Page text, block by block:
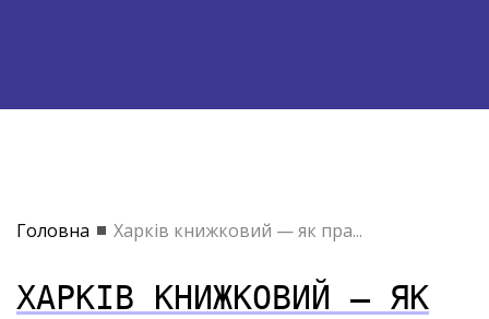
Головна Харків книжковий — як пра...
ХАРКІВ КНИЖКОВИЙ — ЯК